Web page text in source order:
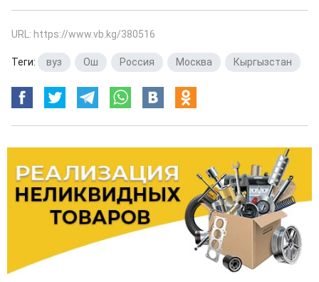
URL: https://www.vb.kg/380516
Теги: вуз Ош Россия Москва Кыргызстан